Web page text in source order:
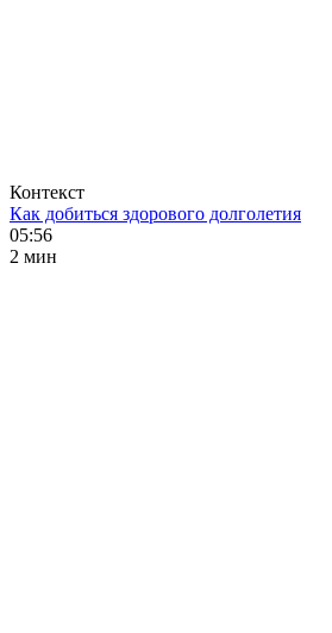
Контекст
Как добиться здорового долголетия
05:56
2 мин